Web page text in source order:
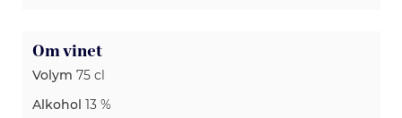
Om vinet
Volym 75 cl
Alkohol 13 %